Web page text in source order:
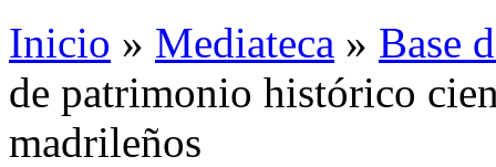
Inicio » Mediateca » Base
de patrimonio histórico
madrileños